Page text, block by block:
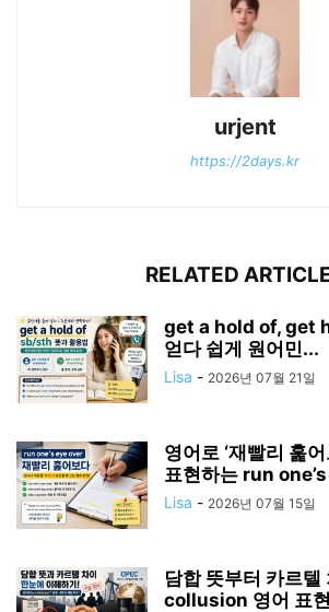
urjent
https://2days.kr
RELATED
get a hold of, get
얻다 쉽게 원어민...
Lisa - 2026년 07월 21일
영어로 ‘재빨리 훑
표현하는 run
Lisa - 2026년 07월 15일
담합 뜻부터 카르텔
collusion 영어 표